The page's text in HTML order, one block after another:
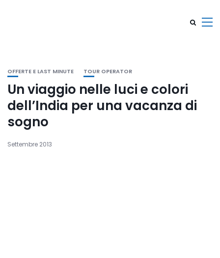
OFFERTE E LAST MINUTE TOUR OPERATOR
Un viaggio nelle luci e colori
dell’India per una vacanza di
sogno
Settembre 2013